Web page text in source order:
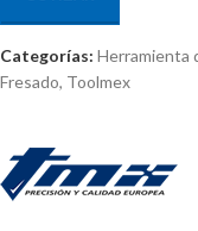
Categorías: Herramienta
Fresado, Toolmex